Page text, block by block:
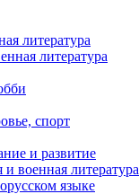
литература
литература
спорт
и развитие
и военная литература
языке